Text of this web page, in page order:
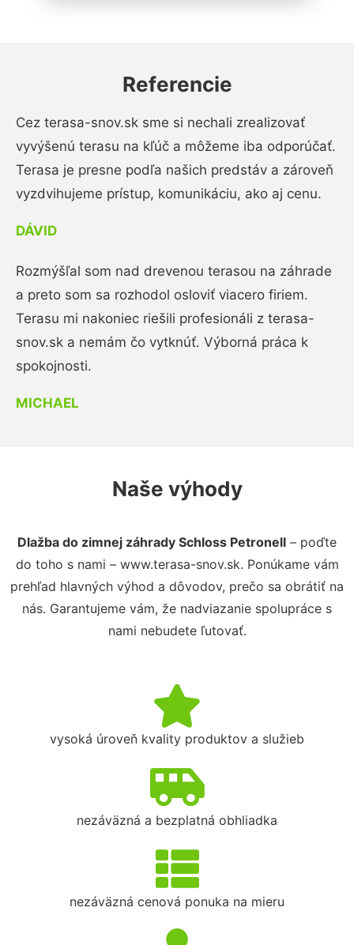
Referencie
Cez terasa-snov.sk sme si nechali zrealizovať
vyvýšenú terasu na kľúč a môžeme iba odporúčať.
Terasa je presne podľa našich predstáv a zároveň
vyzdvihujeme prístup, komunikáciu, ako aj cenu.
DÁVID
Rozmýšľal som nad drevenou terasou na záhrade
a preto som sa rozhodol osloviť viacero firiem.
Terasu mi nakoniec riešili profesionáli z terasa-
snov.sk a nemám čo vytknúť. Výborná práca k
spokojnosti.
MICHAEL
Naše výhody
Dlažba do zimnej záhrady Schloss Petronell – poďte
do toho s nami – www.terasa-snov.sk. Ponúkame vám
prehľad hlavných výhod a dôvodov, prečo sa obrátiť na
nás. Garantujeme vám, že nadviazanie spolupráce s
nami nebudete ľutovať.
vysoká úroveň kvality produktov a služieb
nezáväzná a bezplatná obhliadka
nezáväzná cenová ponuka na mieru